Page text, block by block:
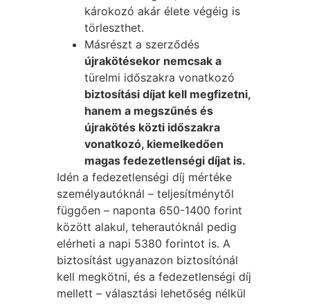
károkozó akár élete végéig is
törleszthet.
Másrészt a szerződés
újrakötésekor nemcsak a
türelmi időszakra vonatkozó
biztosítási díjat kell megfizetni,
hanem a megszűnés és
újrakötés közti időszakra
vonatkozó, kiemelkedően
magas fedezetlenségi díjat is.
Idén a fedezetlenségi díj mértéke
személyautóknál – teljesítménytől
függően – naponta 650-1400 forint
között alakul, teherautóknál pedig
elérheti a napi 5380 forintot is. A
biztosítást ugyanazon biztosítónál
kell megkötni, és a fedezetlenségi díj
mellett – választási lehetőség nélkül